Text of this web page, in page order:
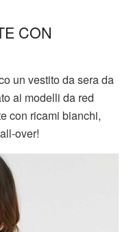
CON
un vestito da sera da
ai modelli da red
con ricami bianchi,
over!